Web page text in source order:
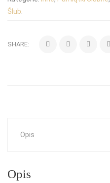
Ślub
SHARE:
Opis
Opis